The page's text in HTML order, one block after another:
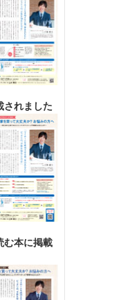
されました
む本に掲載